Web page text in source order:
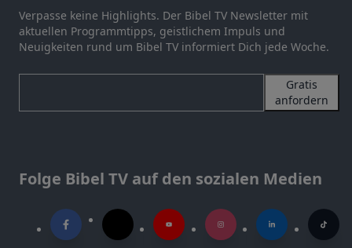
Verpasse keine Highlights. Der Bibel TV Newsletter mit
aktuellen Programmtipps, geistlichem Impuls und
Neuigkeiten rund um Bibel TV informiert Dich jede Woche.
Gratis
anfordern
Folge Bibel TV auf den sozialen Medien